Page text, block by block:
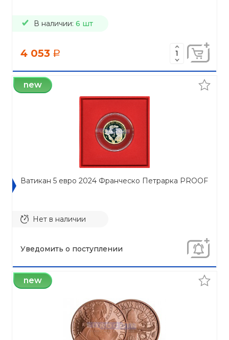
В наличии: 6 шт
4 053 a
new
Ватикан 5 евро 2024 Франческо Петрарка PROOF
Нет в наличии
Уведомить о поступлении
new